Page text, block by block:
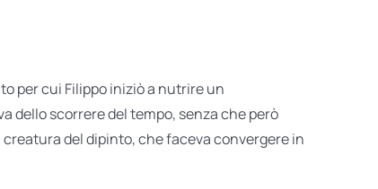
per cui Filippo iniziò a nutrire un
dello scorrere del tempo, senza che però
del dipinto, che faceva convergere in